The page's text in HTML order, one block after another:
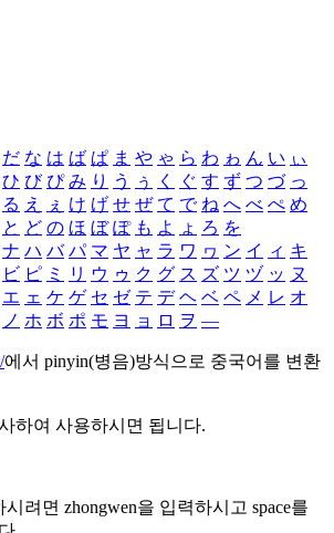
だ な は ば ぱ ま や ゃ ら わ ゎ ん い ぃ
ひ び ぴ み り う ぅ く ぐ す ず つ づ っ
る え ぇ け げ せ ぜ て で ね へ べ ぺ め
と ど の ほ ぼ ぽ も よ ょ ろ を
ナ ハ バ パ マ ヤ ャ ラ ワ ヮ ン イ ィ キ
ビ ピ ミ リ ウ ゥ ク グ ス ズ ツ ヅ ッ ヌ
エ ェ ケ ゲ セ ゼ テ デ ヘ ベ ペ メ レ オ
ノ ホ ボ ポ モ ヨ ョ ロ ヲ ―
에서 pinyin(병음)방식으로 중국어를 변환
하여 사용하시면 됩니다.
시려면 zhongwen을 입력하시고 space를